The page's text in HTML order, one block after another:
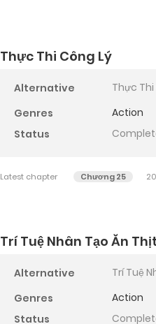
Thực Thi Công Lý
Alternative
Thực
Genres
Action
Status
Latest chapter Chương 25
Trí Tuệ Nhân Tạo Ăn
Alternative
Trí Tuệ
Genres
Action
Status